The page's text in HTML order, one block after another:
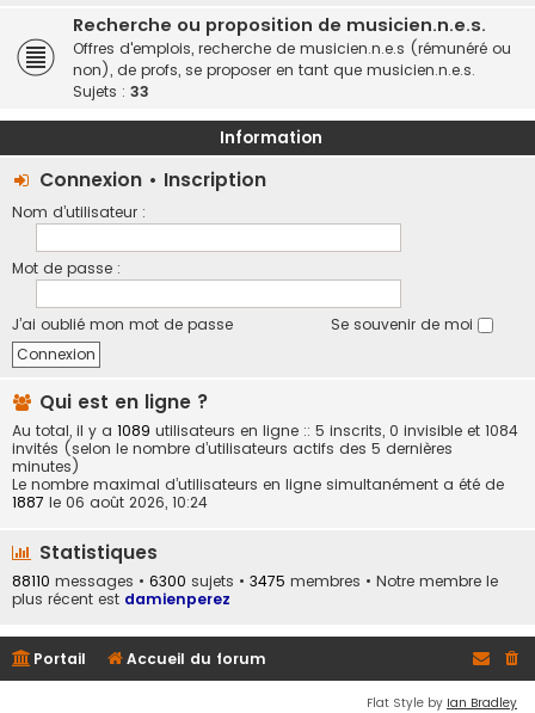
Recherche ou proposition de musicien.n.e.s.
Offres d'emplois, recherche de musicien.n.e.s (rémunéré ou
non), de profs, se proposer en tant que musicien.n.e.s.
Sujets : 33
Information
Connexion • Inscription
Nom d’utilisateur :
Mot de passe :
J’ai oublié mon mot de passe Se souvenir de moi
Qui est en ligne ?
Au total, il y a 1089 utilisateurs en ligne :: 5 inscrits, 0 invisible et 1084
invités (selon le nombre d’utilisateurs actifs des 5 dernières
minutes)
Le nombre maximal d’utilisateurs en ligne simultanément a été de
1887 le 06 août 2026, 10:24
Statistiques
88110 messages • 6300 sujets • 3475 membres • Notre membre le
plus récent est damienperez
Portail Accueil du forum
Flat Style by Ian Bradley